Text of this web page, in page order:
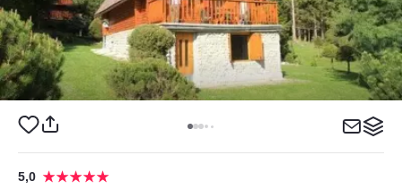
5,0